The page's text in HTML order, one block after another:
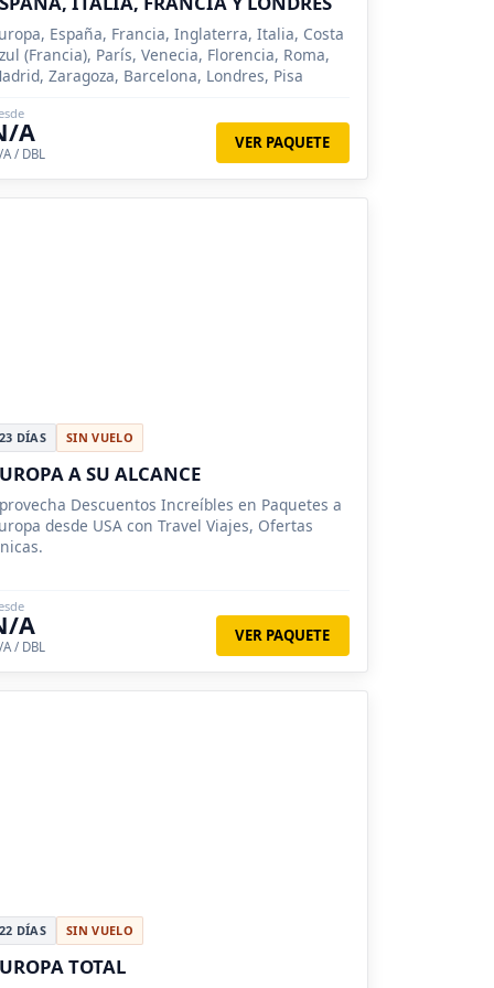
España, Francia, Inglaterra, Italia, Costa
(Francia), París, Venecia, Florencia, Roma,
Zaragoza, Barcelona, Londres, Pisa
A
/ DBL
VER PAQUETE
DÍAS SIN VUELO
A SU ALCANCE
Descuentos Increíbles en Paquetes a
desde USA con Travel Viajes, Ofertas
A
/ DBL
VER PAQUETE
DÍAS SIN VUELO
TOTAL